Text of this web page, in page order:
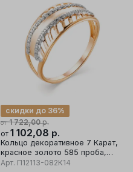
от 1 722,00р.
скидки до 36%
от 1 102,08 р.
Кольцо декоративное 7 Карат,
красное золото 585 проба,
вставка фианит
Арт. П12113-082К14